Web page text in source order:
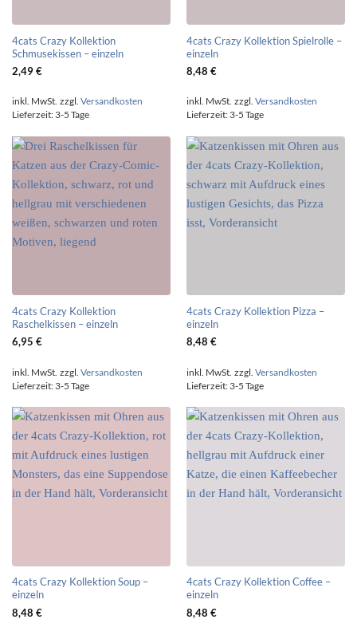
4cats Crazy Kollektion
Schmusekissen – einzeln
2,49€
inkl. MwSt. zzgl. Versandkosten
Lieferzeit: 3-5 Tage
4cats Crazy Kollektion Spielrolle –
einzeln
8,48 €
inkl. MwSt. zzgl. Versandkosten
Lieferzeit: 3-5 Tage
4cats Crazy Kollektion
Raschelkissen – einzeln
6,95 €
inkl. MwSt. zzgl. Versandkosten
Lieferzeit: 3-5 Tage
4cats Crazy Kollektion Pizza –
einzeln
8,48 €
inkl. MwSt. zzgl. Versandkosten
Lieferzeit: 3-5 Tage
4cats Crazy Kollektion Soup –
einzeln
8,48 €
4cats Crazy Kollektion Coffee –
einzeln
8,48 €